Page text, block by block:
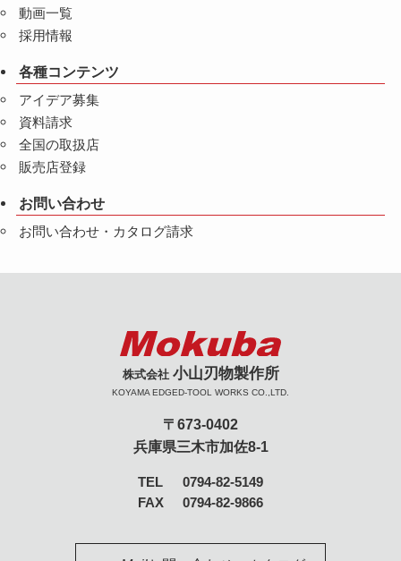
動画一覧
採用情報
各種コンテンツ
アイデア募集
資料請求
全国の取扱店
販売店登録
お問い合わせ
お問い合わせ・カタログ請求
株式会社 小山刃物製作所
KOYAMA EDGED-TOOL WORKS CO.,LTD.
〒673-0402
兵庫県三木市加佐8-1
TEL
0794-82-5149
FAX
0794-82-9866